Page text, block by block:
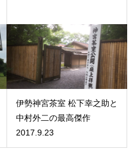
伊勢神宮茶室 松下幸之助と
中村外二の最高傑作
2017.9.23